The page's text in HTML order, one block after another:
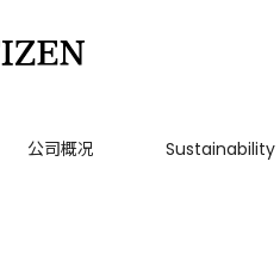
公司概况 Sustainability